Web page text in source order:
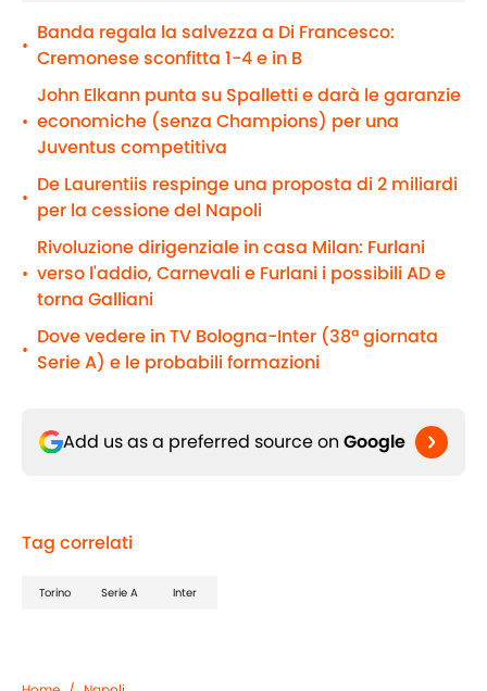
•
Banda regala la salvezza a Di Francesco:
Cremonese sconfitta 1-4 e in B
•
John Elkann punta su Spalletti e darà le garanzie
economiche (senza Champions) per una
Juventus competitiva
•
De Laurentiis respinge una proposta di 2 miliardi
per la cessione del Napoli
•
Rivoluzione dirigenziale in casa Milan: Furlani
verso l'addio, Carnevali e Furlani i possibili AD e
torna Galliani
•
Dove vedere in TV Bologna-Inter (38ª giornata
Serie A) e le probabili formazioni
Add us as a preferred source on Google
Tag correlati
Torino Serie A Inter